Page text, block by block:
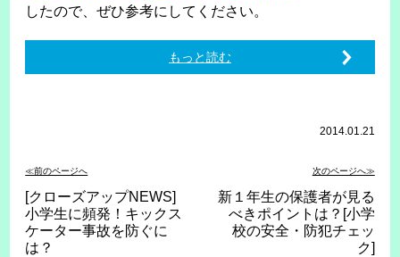
したので、ぜひ参考にしてください。
もっと読む
2014.01.21
≪前のページへ 次のページへ≫
[クローズアップNEWS]
小学生に頻発！キックス
ケーター事故を防ぐに
は？
新１年生の保護者が見る
べきポイントは？[小学
校の安全・防犯チェッ
ク]